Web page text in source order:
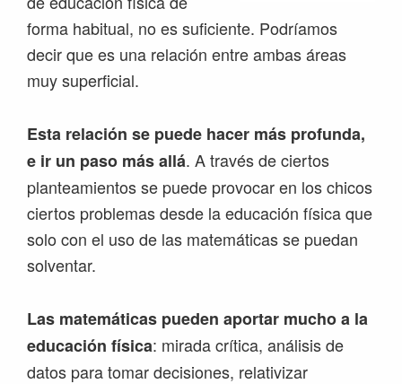
forma habitual, no es suficiente. Podríamos
decir que es una relación entre ambas áreas
muy superficial.
Esta relación se puede hacer más profunda,
e ir un paso más allá. A través de ciertos
planteamientos se puede provocar en los chicos
ciertos problemas desde la educación física que
solo con el uso de las matemáticas se puedan
solventar.
Las matemáticas pueden aportar mucho a la
educación física: mirada crítica, análisis de
datos para tomar decisiones, relativizar